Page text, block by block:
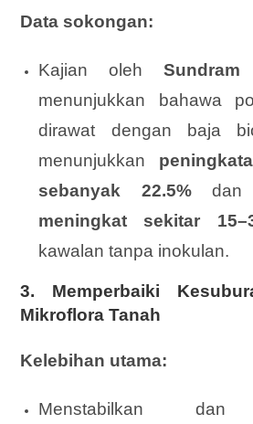
Data sokongan:
Kajian oleh
menunjukkan bahawa
dirawat dengan baja
menunjukkan
sebanyak 22.5%dan
meningkat sekitar
kawalan tanpa inokulan.
3. Memperbaiki
Mikroflora Tanah
Kelebihan utama:
Menstabilkan dan